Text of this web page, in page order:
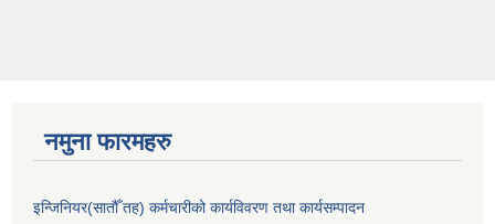
नमुना फारमहरु
इन्जिनियर(सातौँ तह) कर्मचारीको कार्यविवरण तथा कार्यसम्पादन